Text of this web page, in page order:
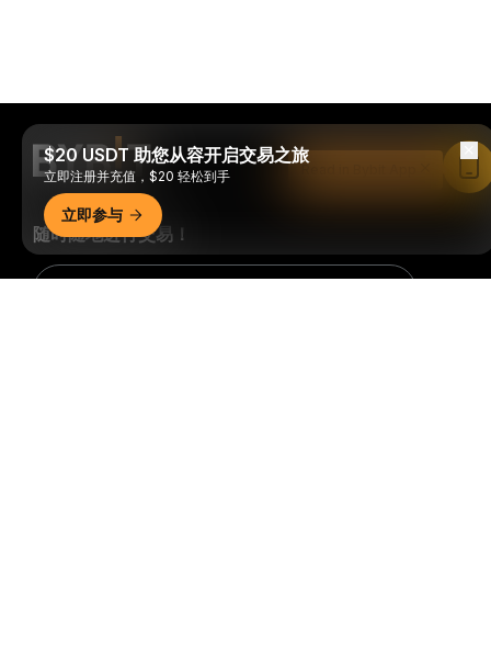
随时随地进行交易！
$20 USDT 助您从容开启交易之旅
立即注册并充值，$20 轻松到手
立即参与